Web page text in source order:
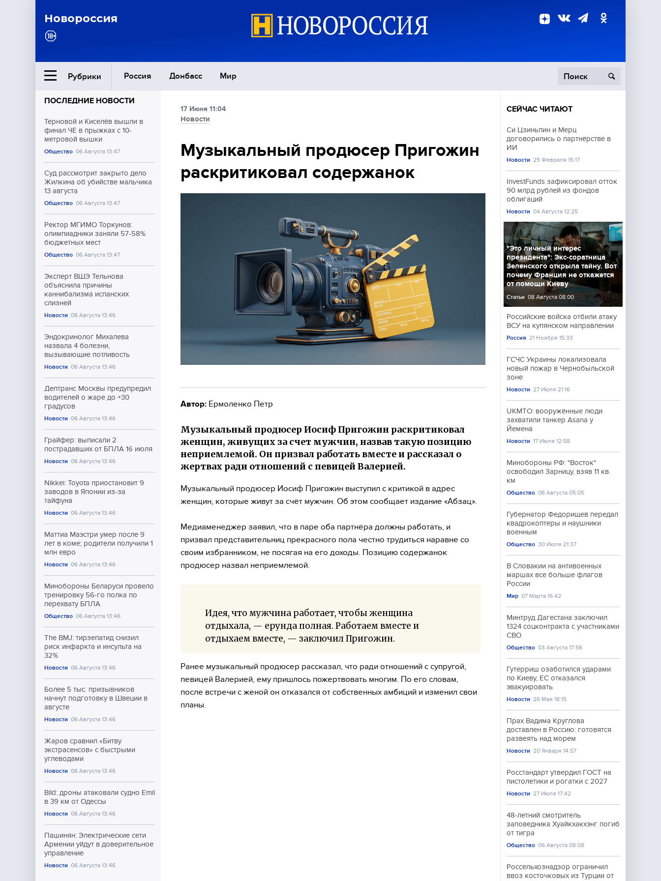
Новороссия
Рубрики Россия Донбасс Мир
Ближний Восток
Общество
Экономика
Происшествия
Культура
Спорт
ПОСЛЕДНИЕ НОВОСТИ
Терновой и Киселёв вышли в
финал ЧЕ в прыжках с 10-
метровой вышки
Общество 06 Августа 13:47
Суд рассмотрит закрыто дело
Жилкина об убийстве мальчика
13 августа
Общество 06 Августа 13:47
Ректор МГИМО Торкунов:
олимпиадники заняли 57-58%
бюджетных мест
Общество 06 Августа 13:47
Эксперт ВШЭ Тельнова
объяснила причины
каннибализма испанских
слизней
Новости 06 Августа 13:46
Эндокринолог Михалева
назвала 4 болезни,
вызывающие потливость
Новости 06 Августа 13:46
Дептранс Москвы предупредил
водителей о жаре до +30
градусов
Новости 06 Августа 13:46
Грайфер: выписали 2
пострадавших от БПЛА 16 июля
Новости 06 Августа 13:46
Nikkei: Toyota приостановит 9
заводов в Японии из-за
тайфуна
Новости 06 Августа 13:46
Маттиа Маэстри умер после 9
лет в коме; родители получили 1
млн евро
Новости 06 Августа 13:46
Минобороны Беларуси провело
тренировку 56-го полка по
перехвату БПЛА
Общество 06 Августа 13:46
The BMJ: тирзепатид снизил
риск инфаркта и инсульта на
32%
Новости 06 Августа 13:46
Более 5 тыс. призывников
начнут подготовку в Швеции в
августе
Новости 06 Августа 13:46
Жаров сравнил «Битву
экстрасенсов» с быстрыми
углеводами
Новости 06 Августа 13:46
Bild: дроны атаковали судно Emil
в 39 км от Одессы
Новости 06 Августа 13:46
Пашинян: Электрические сети
Армении уйдут в доверительное
управление
Новости 06 Августа 13:46
17 Июня 11:04
Новости
Музыкальный продюсер Пригожин
раскритиковал содержанок
Автор: Ермоленко Петр
Музыкальный продюсер Иосиф Пригожин раскритиковал
женщин, живущих за счет мужчин, назвав такую позицию
неприемлемой. Он призвал работать вместе и рассказал о
жертвах ради отношений с певицей Валерией.
Музыкальный продюсер Иосиф Пригожин выступил с критикой в адрес
женщин, которые живут за счёт мужчин. Об этом сообщает издание «Абзац».
Медиаменеджер заявил, что в паре оба партнёра должны работать, и
призвал представительниц прекрасного пола честно трудиться наравне со
своим избранником, не посягая на его доходы. Позицию содержанок
продюсер назвал неприемлемой.
Идея, что мужчина работает, чтобы женщина
отдыхала, — ерунда полная. Работаем вместе и
отдыхаем вместе, — заключил Пригожин.
Ранее музыкальный продюсер рассказал, что ради отношений с супругой,
певицей Валерией, ему пришлось пожертвовать многим. По его словам,
после встречи с женой он отказался от собственных амбиций и изменил свои
планы.
СЕЙЧАС ЧИТАЮТ
Си Цзиньпин и Мерц
договорились о партнёрстве в
ИИ
Новости 25 Февраля 15:17
InvestFunds зафиксировал отток
90 млрд рублей из фондов
облигаций
Новости 04 Августа 12:25
"Это личный интерес
президента": Экс-соратница
Зеленского открыла тайну. Вот
почему Франция не откажется
от помощи Киеву
Статьи 08 Августа 08:00
Российские войска отбили атаку
ВСУ на купянском направлении
Россия 21 Ноября 15:33
ГСЧС Украины локализовала
новый пожар в Чернобыльской
зоне
Новости 27 Июля 21:16
UKMTO: вооружённые люди
захватили танкер Asana у
Йемена
Новости 17 Июля 12:58
Минобороны РФ: "Восток"
освободил Зарницу, взяв 11 кв.
км
Общество 06 Августа 05:05
Губернатор Федорищев передал
квадрокоптеры и наушники
военным
Общество 30 Июля 21:37
В Словакии на антивоенных
маршах все больше флагов
России
Мир 07 Марта 16:42
Минтруд Дагестана заключил
1324 соцконтракта с участниками
СВО
Общество 03 Августа 17:56
Гутерриш озаботился ударами
по Киеву, ЕС отказался
эвакуировать
Новости 26 Мая 18:15
Прах Вадима Круглова
доставлен в Россию: готовятся
развеять над морем
Новости 20 Января 14:57
Росстандарт утвердил ГОСТ на
пистолетики и рогатки с 2027
Новости 27 Июля 17:42
48-летний смотритель
заповедника Хуайкхакхэнг погиб
от тигра
Общество 06 Августа 08:08
Россельхознадзор ограничил
ввоз косточковых из Турции от